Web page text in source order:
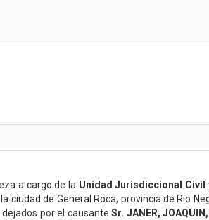
a cargo de la Unidad Jurisdiccional Civil
la ciudad de General Roca, provincia de Rio
por el causante Sr. JANER,